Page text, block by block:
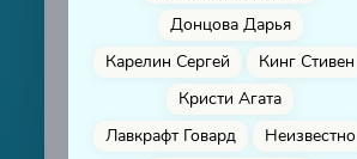
Донцова Дарья
Карелин Сергей
Кинг Стивен
Кристи Агата
Лавкрафт Говард
Неизвестно